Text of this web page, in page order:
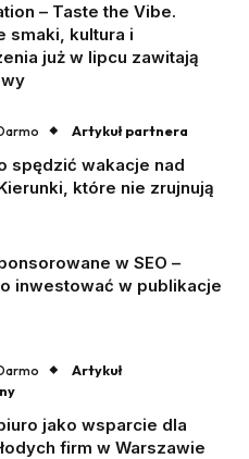
– Taste the Vibe.
smaki, kultura i
już w lipcu zawitają
Artykuł partnera
spędzić wakacje nad
które nie zrujnują
w SEO –
inwestować w publikacje
Artykuł
jako wsparcie dla
firm w Warszawie